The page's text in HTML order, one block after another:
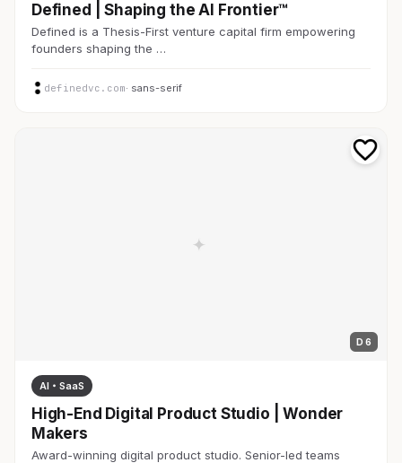
Defined | Shaping the AI Frontier™
Defined is a Thesis-First venture capital firm empowering
founders shaping the …
definedvc.com· sans-serif
D 6
AI・SaaS
High-End Digital Product Studio | Wonder
Makers
Award-winning digital product studio. Senior-led teams